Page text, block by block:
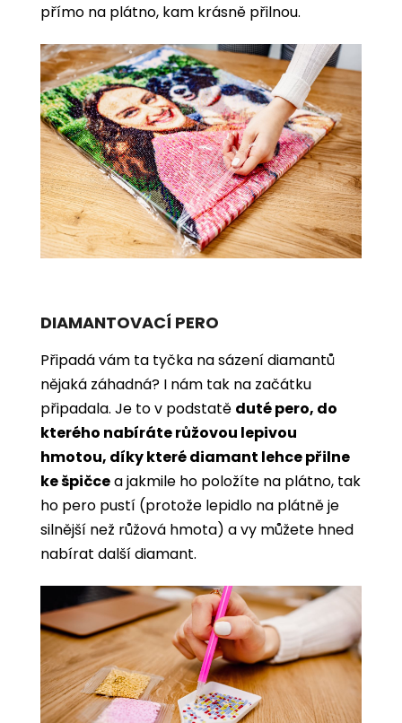
přímo na plátno, kam krásně přilnou.
DIAMANTOVACÍ PERO
Připadá vám ta tyčka na sázení diamantů
nějaká záhadná? I nám tak na začátku
připadala. Je to v podstatě duté pero, do
kterého nabíráte růžovou lepivou
hmotou, díky které diamant lehce přilne
ke špičcea jakmile ho položíte na plátno, tak
ho pero pustí (protože lepidlo na plátně je
silnější než růžová hmota) a vy můžete hned
nabírat další diamant.